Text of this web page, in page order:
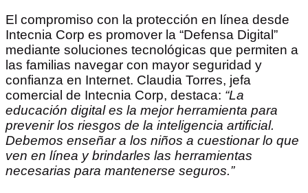
El compromiso con la protección en línea desde
Intecnia Corp es promover la “Defensa Digital”
mediante soluciones tecnológicas que permiten a
las familias navegar con mayor seguridad y
confianza en Internet. Claudia Torres, jefa
comercial de Intecnia Corp, destaca: “La
educación digital es la mejor herramienta para
prevenir los riesgos de la inteligencia artificial.
Debemos enseñar a los niños a cuestionar lo que
ven en línea y brindarles las herramientas
necesarias para mantenerse seguros.”